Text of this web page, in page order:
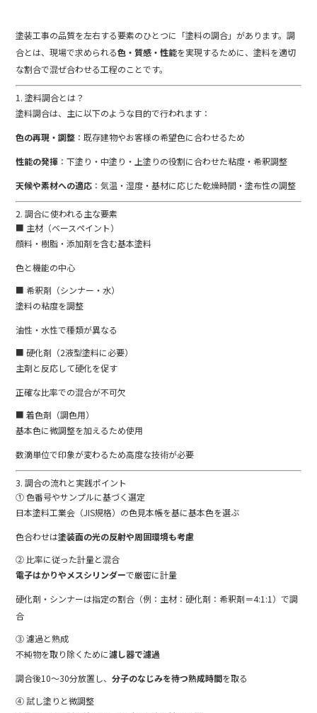
塗装工事の品質を左右する要素のひとつに「塗料の調合」があり ます。調
合とは、現場で求められる色・質感・性能を実現するために、塗料を適切
な割合で混ぜ合わせる工程のことです。
1.塗料調合とは？
塗料調合は、 主に以下のような目的で行われます：
色の再現・調整 ：既存建物やお客様の希望色に合わせるため
性能の発揮 ：下塗り・ 中塗り・ 上塗りの役割に合わせた粘度・ 希釈調整
天候や素材への適応 ：気温・湿度・基材に応じた乾燥時間・塗布性の調整
2.調合に使われる主な要素
■ 主材（ベースペイント）
顔料・樹脂・添加剤を含む基本塗料
色と機能の中心
■ 希釈剤（シンナー・水）
塗料の粘度を調整
油性・水性で種類が異なる
■硬化剤（2液型塗料に必要）
主剤と反応して硬化を促す
正確な比率での混合が不可欠
■着色剤（調色用）
基本色に微調整を加えるため使用
数滴単位で印象が変わるため高度な技術が必要
3.調合の流れと実践ポイント
①色番号やサンプルに基づく選定
日本塗料工業会（JIS規格） の色見本帳を基に基本色を選ぶ
色合わせは塗装面の光の反射や周囲環境も考慮
② 比率に従った計量と混合
電子はかりやメスシリンダーで厳密に計量
硬化剤・ シンナーは指定の割合（例： 主材：硬化剤： 希釈剤＝4:1:1）で調
合
③濾過と熟成
不純物を取り除く ために濾し器で濾過
調合後10〜30分放置 し、分子のなじみを待つ熟成時間を取る
④試し塗り と微調整